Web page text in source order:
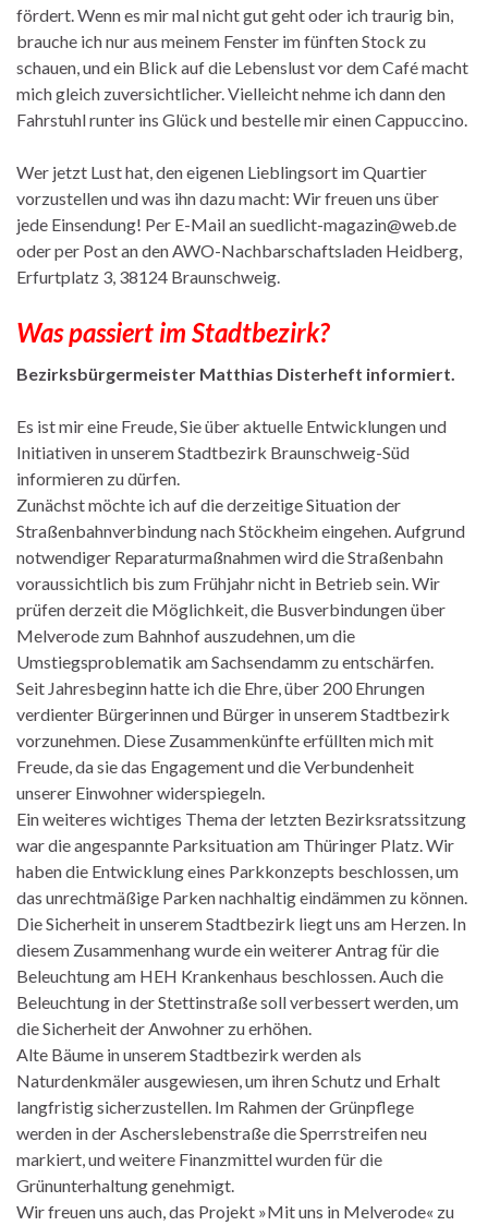
fördert. Wenn es mir mal nicht gut geht oder ich traurig bin,
brauche ich nur aus meinem Fenster im fünften Stock zu
schauen, und ein Blick auf die Lebenslust vor dem Café macht
mich gleich zuversichtlicher. Vielleicht nehme ich dann den
Fahrstuhl runter ins Glück und bestelle mir einen Cappuccino.
Wer jetzt Lust hat, den eigenen Lieblingsort im Quartier
vorzustellen und was ihn dazu macht: Wir freuen uns über
jede Einsendung! Per E-Mail an suedlicht-magazin@web.de
oder per Post an den AWO-Nachbarschaftsladen Heidberg,
Erfurtplatz 3, 38124 Braunschweig.
Was passiert im Stadtbezirk?
Bezirksbürgermeister Matthias Disterheft informiert.
Es ist mir eine Freude, Sie über aktuelle Entwicklungen und
Initiativen in unserem Stadtbezirk Braunschweig-Süd
informieren zu dürfen.
Zunächst möchte ich auf die derzeitige Situation der
Straßenbahnverbindung nach Stöckheim eingehen. Aufgrund
notwendiger Reparaturmaßnahmen wird die Straßenbahn
voraussichtlich bis zum Frühjahr nicht in Betrieb sein. Wir
prüfen derzeit die Möglichkeit, die Busverbindungen über
Melverode zum Bahnhof auszudehnen, um die
Umstiegsproblematik am Sachsendamm zu entschärfen.
Seit Jahresbeginn hatte ich die Ehre, über 200 Ehrungen
verdienter Bürgerinnen und Bürger in unserem Stadtbezirk
vorzunehmen. Diese Zusammenkünfte erfüllten mich mit
Freude, da sie das Engagement und die Verbundenheit
unserer Einwohner widerspiegeln.
Ein weiteres wichtiges Thema der letzten Bezirksratssitzung
war die angespannte Parksituation am Thüringer Platz. Wir
haben die Entwicklung eines Parkkonzepts beschlossen, um
das unrechtmäßige Parken nachhaltig eindämmen zu können.
Die Sicherheit in unserem Stadtbezirk liegt uns am Herzen. In
diesem Zusammenhang wurde ein weiterer Antrag für die
Beleuchtung am HEH Krankenhaus beschlossen. Auch die
Beleuchtung in der Stettinstraße soll verbessert werden, um
die Sicherheit der Anwohner zu erhöhen.
Alte Bäume in unserem Stadtbezirk werden als
Naturdenkmäler ausgewiesen, um ihren Schutz und Erhalt
langfristig sicherzustellen. Im Rahmen der Grünpflege
werden in der Ascherslebenstraße die Sperrstreifen neu
markiert, und weitere Finanzmittel wurden für die
Grünunterhaltung genehmigt.
Wir freuen uns auch, das Projekt »Mit uns in Melverode« zu